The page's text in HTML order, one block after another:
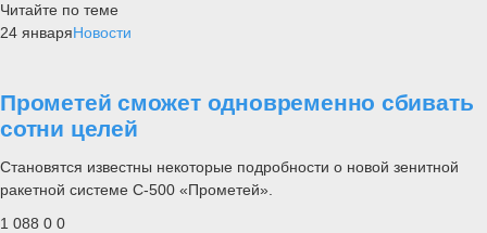
Читайте по теме
24 январяНовости
Прометей сможет одновременно сбивать
сотни целей
Становятся известны некоторые подробности о новой зенитной
ракетной системе С-500 «Прометей».
1 088 0 0